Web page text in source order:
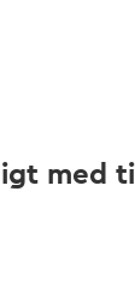
med